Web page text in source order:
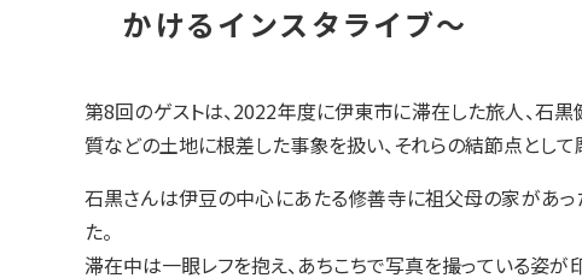
かけるインスタライブ〜
第8回のゲストは、2022年度に伊東市に滞在した旅人、石
質などの土地に根差した事象を扱い、それらの結節点として
石黒さんは伊豆の中心にあたる修善寺に祖父母の家があ
た。
滞在中は一眼レフを抱え、あちこちで写真を撮っている姿